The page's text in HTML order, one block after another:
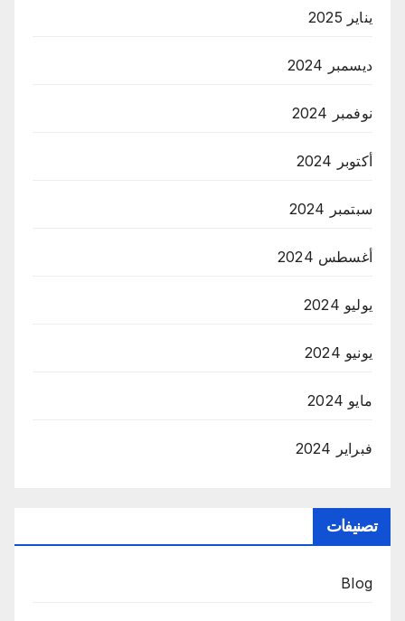
يناير 2025
ديسمبر 2024
نوفمبر 2024
أكتوبر 2024
سبتمبر 2024
أغسطس 2024
يوليو 2024
يونيو 2024
مايو 2024
فبراير 2024
تصنيفات
Blog